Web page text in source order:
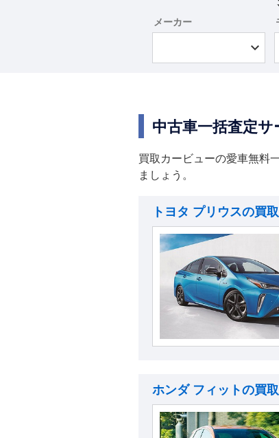
メーカー
中古車一括査定
買取カービューの愛車無料
ましょう。
トヨタ プリウスの買
ホンダ フィットの買